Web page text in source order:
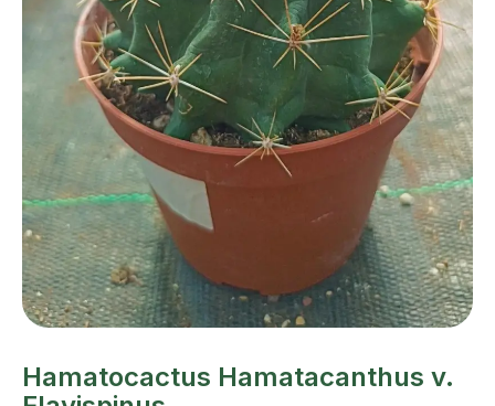
Hamatocactus Hamatacanthus v.